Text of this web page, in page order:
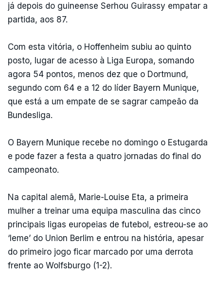
já depois do guineense Serhou Guirassy empatar a
partida, aos 87.
Com esta vitória, o Hoffenheim subiu ao quinto
posto, lugar de acesso à Liga Europa, somando
agora 54 pontos, menos dez que o Dortmund,
segundo com 64 e a 12 do líder Bayern Munique,
que está a um empate de se sagrar campeão da
Bundesliga.
O Bayern Munique recebe no domingo o Estugarda
e pode fazer a festa a quatro jornadas do final do
campeonato.
Na capital alemã, Marie-Louise Eta, a primeira
mulher a treinar uma equipa masculina das cinco
principais ligas europeias de futebol, estreou-se ao
‘leme’ do Union Berlim e entrou na história, apesar
do primeiro jogo ficar marcado por uma derrota
frente ao Wolfsburgo (1-2).